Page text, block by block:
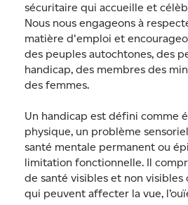
sécuritaire qui accueille et
Nous nous engageons à
matière d'emploi et
des peuples autochtones, des
handicap, des membres des
des femmes.
Un handicap est défini comme
physique, un problème
santé mentale permanent ou
limitation fonctionnelle. Il
de santé visibles et non
qui peuvent affecter la vue,